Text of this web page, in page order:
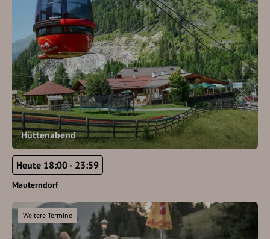
Hüttenabend
Heute 18:00 - 23:59
Mauterndorf
Weitere Termine